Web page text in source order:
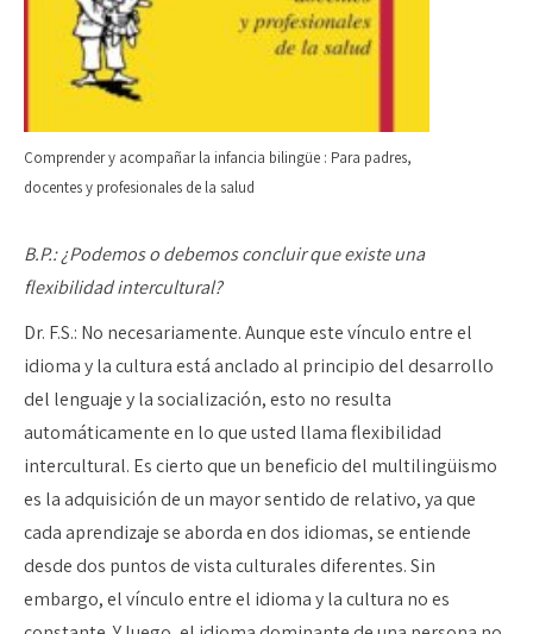
Comprender y acompañar la infancia bilingüe : Para padres,
docentes y profesionales de la salud
B.P.: ¿Podemos o debemos concluir que existe una
flexibilidad intercultural?
Dr. F.S.: No necesariamente. Aunque este vínculo entre el
idioma y la cultura está anclado al principio del desarrollo
del lenguaje y la socialización, esto no resulta
automáticamente en lo que usted llama flexibilidad
intercultural. Es cierto que un beneficio del multilingüismo
es la adquisición de un mayor sentido de relativo, ya que
cada aprendizaje se aborda en dos idiomas, se entiende
desde dos puntos de vista culturales diferentes. Sin
embargo, el vínculo entre el idioma y la cultura no es